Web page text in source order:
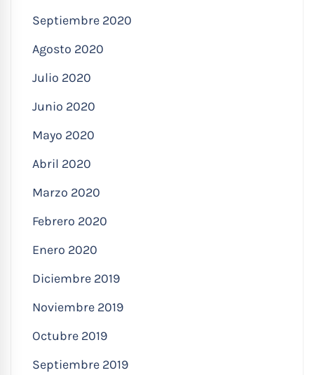
Septiembre 2020
Agosto 2020
Julio 2020
Junio 2020
Mayo 2020
Abril 2020
Marzo 2020
Febrero 2020
Enero 2020
Diciembre 2019
Noviembre 2019
Octubre 2019
Septiembre 2019